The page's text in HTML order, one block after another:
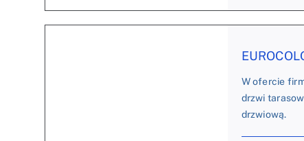
W ofercie
drzwi
drzwiową.